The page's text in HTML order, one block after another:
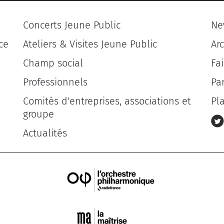
Concerts Jeune Public
Ateliers & Visites Jeune Public
Champ social
Professionnels
Comités d'entreprises, associations et
groupe
Actualités